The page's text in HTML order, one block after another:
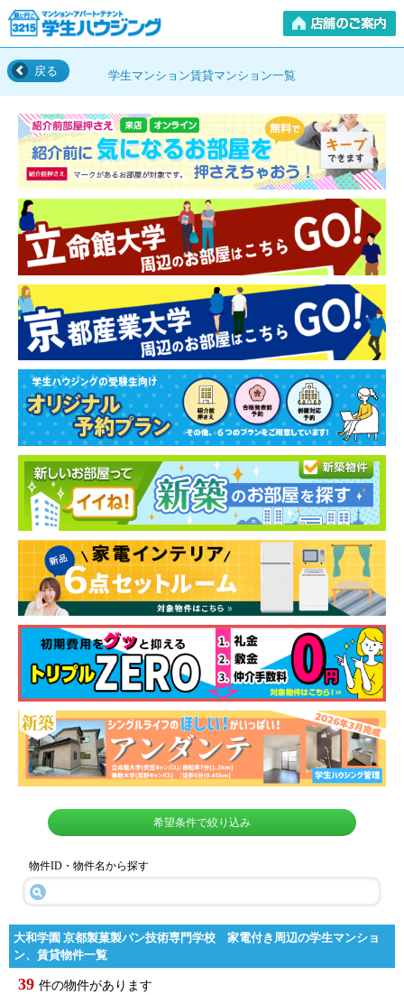
戻る 学生マンション賃貸マンション一覧
希望条件で絞り込み
物件ID・物件名から探す
大和学園 京都製菓製パン技術専門学校 家電付き周辺の学生マンショ
ン、賃貸物件一覧
39 件の物件があります